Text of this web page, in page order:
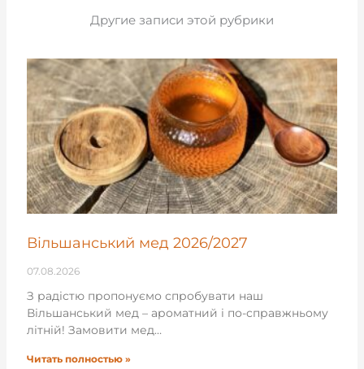
Другие записи этой рубрики
Вільшанський мед 2026/2027
07.08.2026
З радістю пропонуємо спробувати наш
Вільшанський мед – ароматний і по-справжньому
літній! Замовити мед…
Читать полностью »